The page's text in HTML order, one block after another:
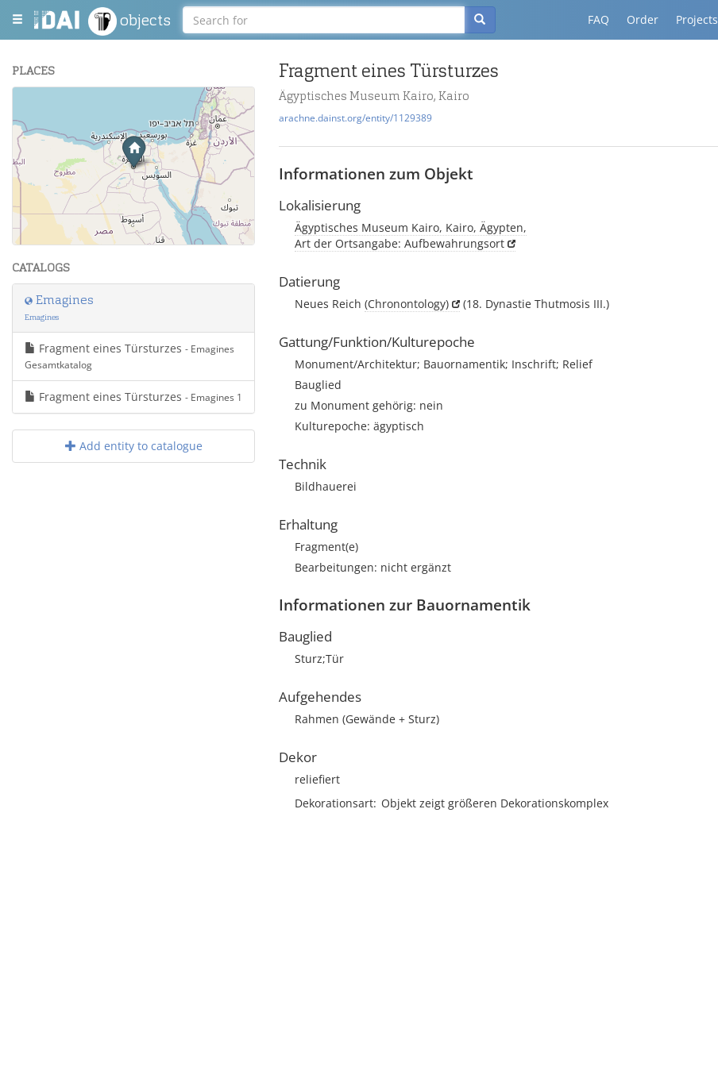
objects FAQ Order Projects
PLACES
−
Leaflet| Maps and Data © OpenStreetMap
CATALOGS
Emagines
Emagines
Fragment eines Türsturzes - Emagines
Gesamtkatalog
Fragment eines Türsturzes - Emagines 1
Add entity to catalogue
Fragment eines Türsturzes
Ägyptisches Museum Kairo, Kairo
arachne.dainst.org/entity/1129389
Informationen zum Objekt
Lokalisierung
Ägyptisches Museum Kairo, Kairo, Ägypten,
Art der Ortsangabe: Aufbewahrungsort
Datierung
Neues Reich (Chronontology) (18. Dynastie Thutmosis III.)
Gattung/Funktion/Kulturepoche
Monument/Architektur; Bauornamentik; Inschrift; Relief
Bauglied
zu Monument gehörig: nein
Kulturepoche: ägyptisch
Technik
Bildhauerei
Erhaltung
Fragment(e)
Bearbeitungen: nicht ergänzt
Informationen zur Bauornamentik
Bauglied
Sturz;Tür
Aufgehendes
Rahmen (Gewände + Sturz)
Dekor
reliefiert
Dekorationsart Objekt zeigt größeren Dekorationskomplex